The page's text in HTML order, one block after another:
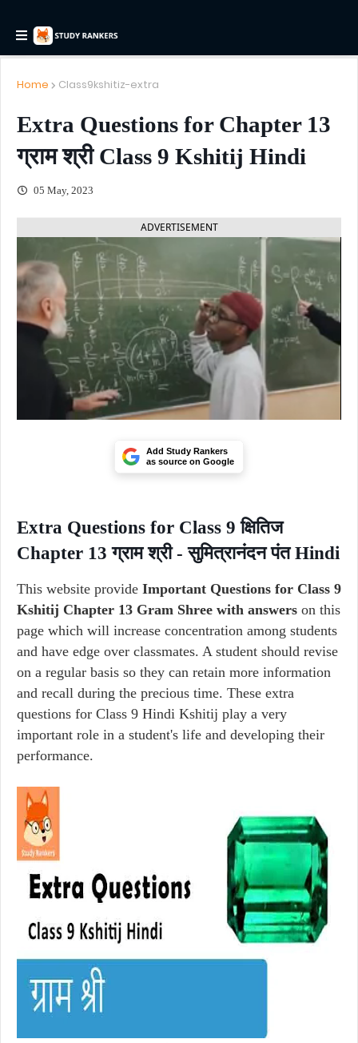
Home Class9kshitiz-extra
Extra Questions for Chapter 13
ग्राम श्री Class 9 Kshitij Hindi
05 May, 2023
ADVERTISEMENT
Add Study Rankers
as source on Google
Extra Questions for Class 9 क्षितिज
Chapter 13 ग्राम श्री - सुमित्रानंदन पंत Hindi
This website provide Important Questions for Class 9
Kshitij Chapter 13 Gram Shree with answers on this
page which will increase concentration among students
and have edge over classmates. A student should revise
on a regular basis so they can retain more information
and recall during the precious time. These extra
questions for Class 9 Hindi Kshitij play a very
important role in a student's life and developing their
performance.